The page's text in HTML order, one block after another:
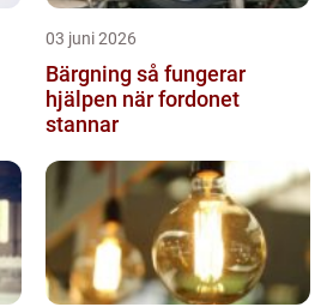
03 juni 2026
Bärgning så fungerar
hjälpen när fordonet
stannar